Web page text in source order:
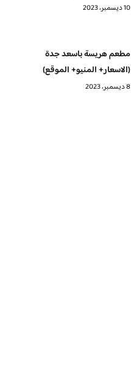
10 ديسمبر، 2023
مطعم هريسة باسعد جدة
(الاسعار+ المنيو+ الموقع)
8 ديسمبر، 2023